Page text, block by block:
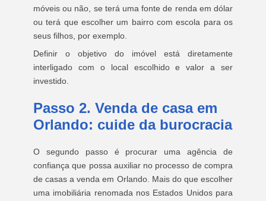
móveis ou não, se terá uma fonte de renda em dólar
ou terá que escolher um bairro com escola para os
seus filhos, por exemplo.
Definir o objetivo do imóvel está diretamente
interligado com o local escolhido e valor a ser
investido.
Passo 2. Venda de casa em
Orlando: cuide da burocracia
O segundo passo é procurar uma agência de
confiança que possa auxiliar no processo de compra
de casas a venda em Orlando. Mais do que escolher
uma imobiliária renomada nos Estados Unidos para